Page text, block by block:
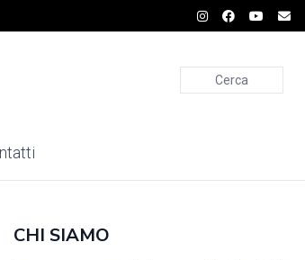
Cerca
CHI SIAMO